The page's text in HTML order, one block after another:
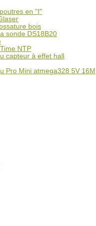
en "I"
bois
sonde DS18B20
NTP
capteur à effet hall
Pro Mini atmega328 5V 16M